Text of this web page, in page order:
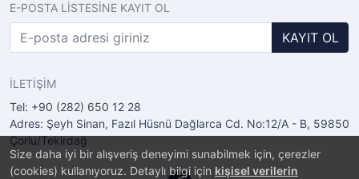
Size daha iyi bir alışveriş deneyimi sunabilmek için, çerezler
(cookies) kullanıyoruz. Detaylı bilgi için kişisel verilerin
E-POSTA LİSTESİNE KAYIT OL
KAYIT OL
İLETİŞİM
Tel: +90 (282) 650 12 28
Adres: Şeyh Sinan, Fazıl Hüsnü Dağlarca Cd. No:12/A - B, 59850
Çorlu/Tekirdağ